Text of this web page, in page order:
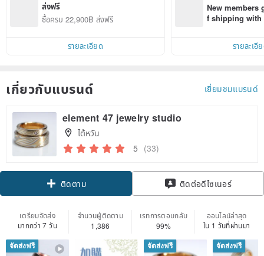
ส่งฟรี
ซื้อครบ 22,900฿ ส่งฟรี
รายละเอียด
New members
f shipping
รายละเอี
เกี่ยวกับแบรนด์ เยี่ยมชมแบรนด์
element 47 jewelry studio
ไต้หวัน
5 (33)
ติดตาม
ติดต่อดีไซเนอร์
เตรียมจัดส่ง
มากกว่า 7 วัน
จำนวนผู้ติดตาม
1,386
เรทการตอบกลับ
99%
ออนไลน์ล่าสุด
ใน 1 วันที่ผ่านมา
จัดส่งฟรี จัดส่งฟรี จัดส่งฟรี